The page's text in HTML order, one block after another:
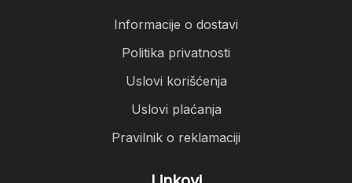
Informacije o dostavi
Politika privatnosti
Uslovi korišćenja
Uslovi plaćanja
Pravilnik o reklamaciji